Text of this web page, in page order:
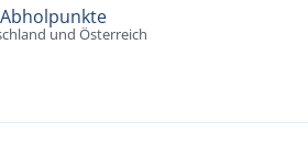
und Österreich